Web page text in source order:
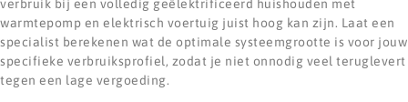
verbruik bij een volledig geëlektrificeerd huishouden met
warmtepomp en elektrisch voertuig juist hoog kan zijn. Laat een
specialist berekenen wat de optimale systeemgrootte is voor jouw
specifieke verbruiksprofiel, zodat je niet onnodig veel teruglevert
tegen een lage vergoeding.